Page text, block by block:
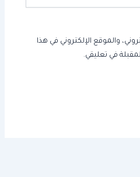
والموقع الإلكتروني في هذا
في تعليقي.